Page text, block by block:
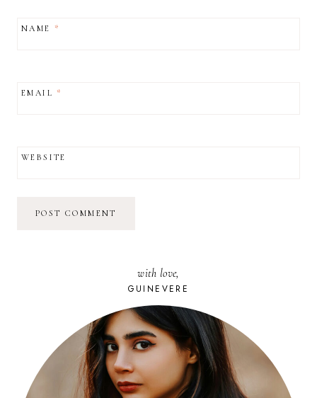
NAME *
EMAIL*
WEBSITE
with love,
GUINEVERE